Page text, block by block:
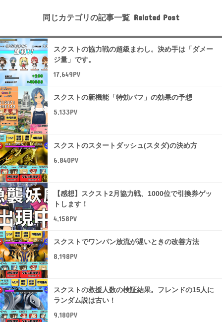
同じカテゴリの記事一覧
スクストの協力戦の超級まわし。決め手は「ダメー
ジ量」です。
17,649PV
スクストの新機能「特効バフ」の効果の予想
5,133PV
スクストのスタートダッシュ(スタダ)の決め方
6,840PV
【感想】スクスト2月協力戦、1000位で引換券ゲッ
トします！
4,158PV
スクストでワンパン放流が遅いときの改善方法
8,198PV
スクストの救援人数の検証結果。フレンドの15人に
ランダム説は古い！
9,180PV